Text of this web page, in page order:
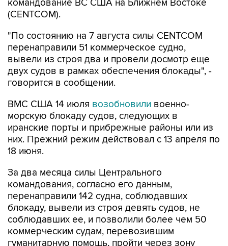
"По состоянию на 7 августа силы CENTCOM
вывели из строя два и провели досмотр еще
двух судов в рамках обеспечения блокады", -
говорится в сообщении.
ВМС США 14 июлявозобновили
иранские порты и прибрежные районы или из
них. Прежний режим действовал с 13 апреля по
18 июня.
За два месяца силы Центрального
перенаправили 142 судна, соблюдавших
блокаду, вывели из строя девять судов, не
соблюдавших ее, и позволили более чем 50
коммерческим судам, перевозившим
гуманитарную помощь, пройти через зону
блокады.